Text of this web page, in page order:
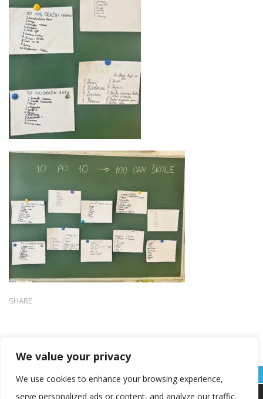
We value your privacy
We use cookies to enhance your browsing experience,
serve personalized ads or content, and analyze our traffic.
SHARE